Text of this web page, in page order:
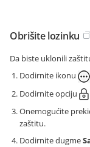
Obrišite lozinku
Da biste uklonili
Dodirnite ikonu
Dodirnite opciju
Onemogućite
zaštitu.
Dodirnite dugme